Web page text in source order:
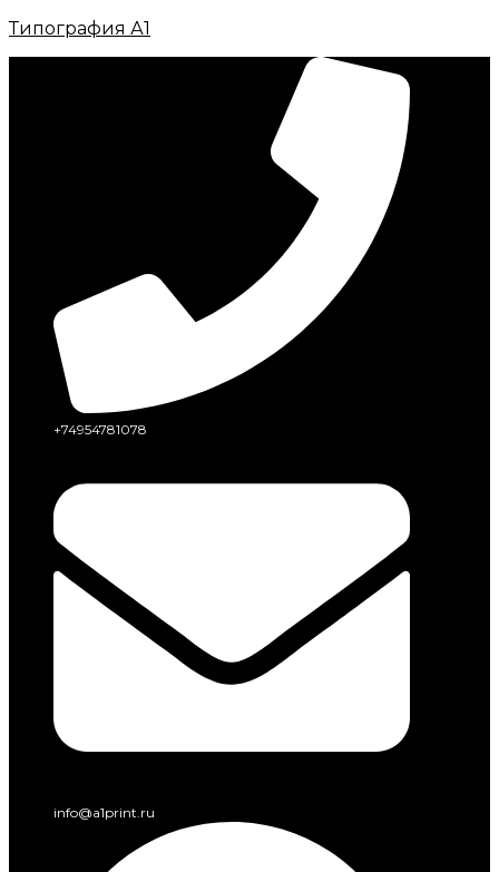
Типография А1
+74954781078
info@a1print.ru